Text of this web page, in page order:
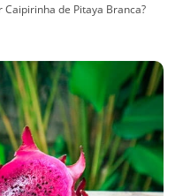
de Pitaya Branca?